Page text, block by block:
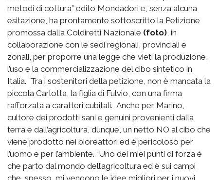
metodi di cottura” edito Mondadori e, senza alcuna
esitazione, ha prontamente sottoscritto la Petizione
promossa dalla Coldiretti Nazionale (foto), in
collaborazione con le sedi regionali, provinciali e
zonali, per proporre una legge che vieti la produzione,
l’uso e la commercializzazione del cibo sintetico in
Italia. Tra i sostenitori della petizione, non è mancata la
piccola Carlotta, la figlia di Fulvio, con una firma
rafforzata a caratteri cubitali. Anche per Marino,
cultore dei prodotti sani e genuini provenienti dalla
terra e dall’agricoltura, dunque, un netto NO al cibo che
viene prodotto nei bioreattori ed è pericoloso per
l’uomo e per l’ambiente. “Uno dei miei punti di forza è
che parto dal mondo dell’agricoltura ed è sui campi